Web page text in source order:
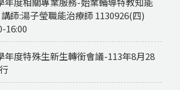
師:湯子瑩職能治療師 1130926(四)
16:00
年度特殊生新生轉銜會議-113年8月28